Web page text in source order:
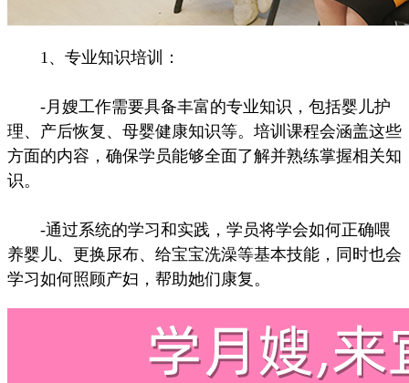
1、专业知识培训：
-月嫂工作需要具备丰富的专业知识，包括婴儿护
理、产后恢复、母婴健康知识等。培训课程会涵盖这些
方面的内容，确保学员能够全面了解并熟练掌握相关知
识。
-通过系统的学习和实践，学员将学会如何正确喂
养婴儿、更换尿布、给宝宝洗澡等基本技能，同时也会
学习如何照顾产妇，帮助她们康复。